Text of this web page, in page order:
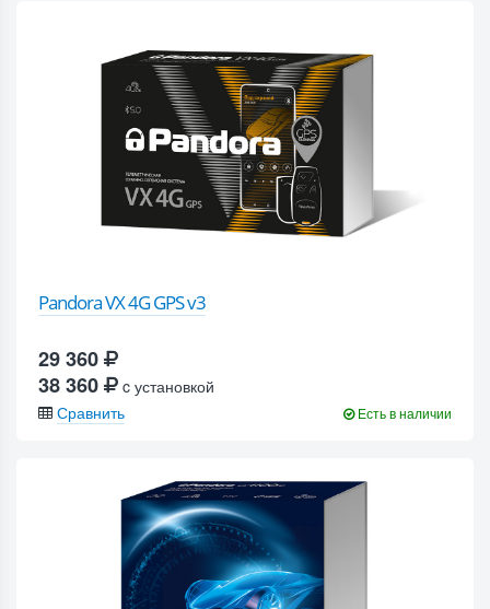
Pandora VX 4G GPS v3
29 360
38 360
c установкой
Сравнить
Есть в наличии